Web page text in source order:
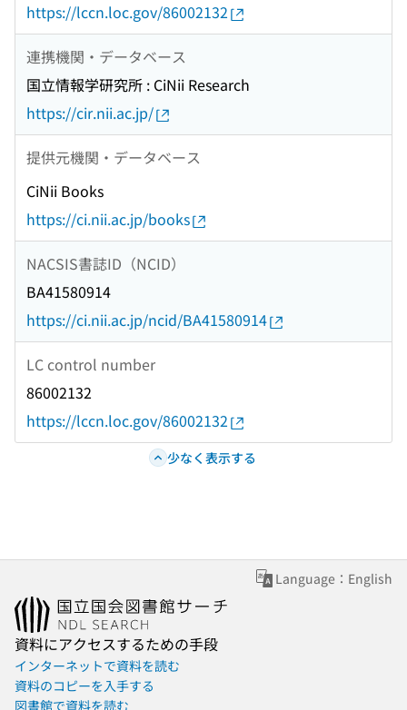
https://lccn.loc.gov/86002132
連携機関・データベース
国立情報学研究所 : CiNii Research
https://cir.nii.ac.jp/
提供元機関・データベース
CiNii Books
https://ci.nii.ac.jp/books
NACSIS書誌ID（NCID）
BA41580914
https://ci.nii.ac.jp/ncid/BA41580914
LC control number
86002132
https://lccn.loc.gov/86002132
少なく表示する
Language：English
資料にアクセスするための手段
インターネットで資料を読む
資料のコピーを入手する
図書館で資料を読む